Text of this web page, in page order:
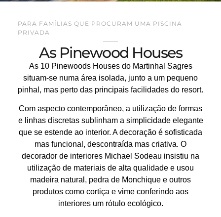
PARA FAMÍLIAS QUE PROCURAM UMA PISCINA
PRIVADA
As Pinewood Houses
As 10 Pinewoods Houses do Martinhal Sagres
situam-se numa área isolada, junto a um pequeno
pinhal, mas perto das principais facilidades do resort.
Com aspecto contemporâneo, a utilização de formas
e linhas discretas sublinham a simplicidade elegante
que se estende ao interior. A decoração é sofisticada
mas funcional, descontraída mas criativa. O
decorador de interiores Michael Sodeau insistiu na
utilização de materiais de alta qualidade e usou
madeira natural, pedra de Monchique e outros
produtos como cortiça e vime conferindo aos
interiores um rótulo ecológico.